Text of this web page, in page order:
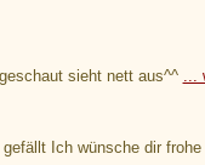
sieht nett aus^^ ...
Ich wünsche dir